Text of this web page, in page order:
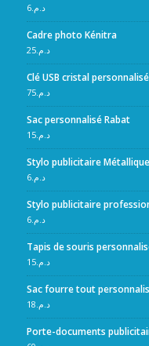
د.م.6
Cadre photo Kénitra
د.م.25
Clé USB cristal personnalisé
د.م.75
Sac personnalisé Rabat
د.م.15
Stylo publicitaire Métallique
د.م.6
Stylo publicitaire
د.م.6
Tapis de souris
د.م.15
Sac fourre tout
د.م. 18
Porte-documents